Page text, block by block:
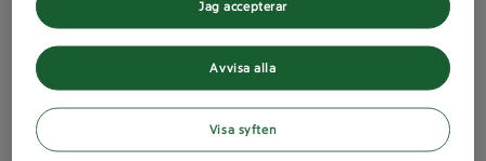
Avvisa alla
Jag accepterar
Visa syften